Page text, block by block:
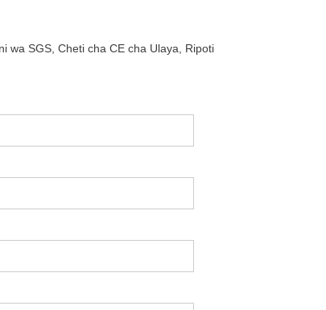
wa SGS, Cheti cha CE cha Ulaya, Ripoti